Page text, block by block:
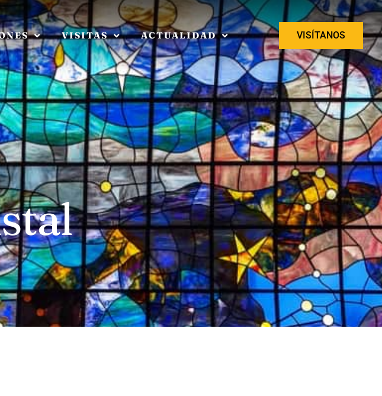
VISITAS ACTUALIDAD VISÍTANOS